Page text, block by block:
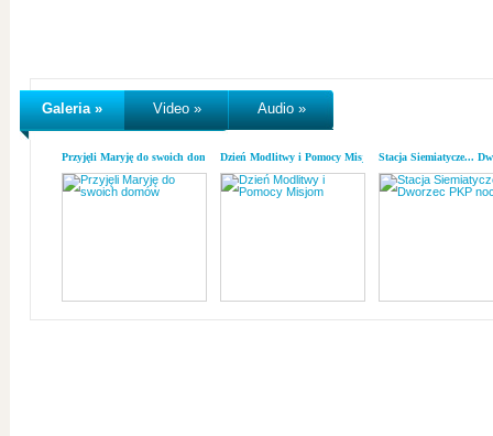
Galeria » Video » Audio »
Przyjęli Maryję do swoich domówDzień Modlitwy i Pomocy MisjomStacja Siemiatycze...